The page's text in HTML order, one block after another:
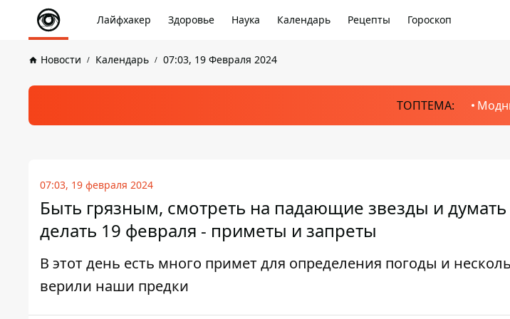
Лайфхакер Здоровье Наука Календарь Рецепты Гороскоп
Новости Календарь 07:03, 19 Февраля 2024
ТОПТЕМА:
07:03, 19 февраля 2024
Быть грязным, смотреть на падающие звезды и
делать 19 февраля - приметы и запреты
В этот день есть много примет для определения погоды и
верили наши предки